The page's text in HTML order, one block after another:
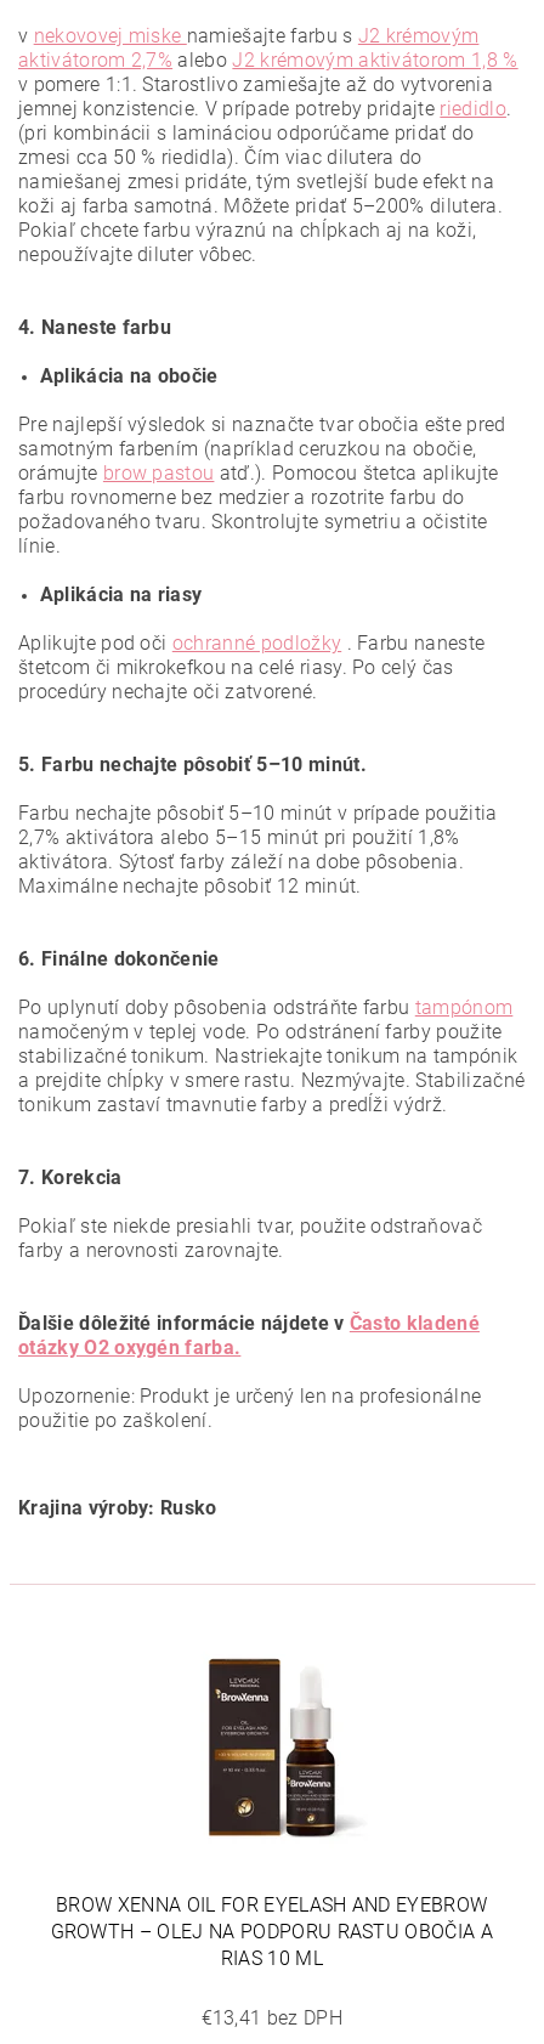
v nekovovej miske namiešajte farbu s J2 krémovým
aktivátorom 2,7% aleboJ2 krémovým aktivátorom 1,8 %
v pomere 1:1. Starostlivo zamiešajte až do vytvorenia
jemnej konzistencie. V prípade potreby pridajte riedidlo.
(pri kombinácii s lamináciou odporúčame pridať do
zmesi cca 50 % riedidla). Čím viac dilutera do
namiešanej zmesi pridáte, tým svetlejší bude efekt na
koži aj farba samotná. Môžete pridať 5–200% dilutera.
Pokiaľ chcete farbu výraznú na chĺpkach aj na koži,
nepoužívajte diluter vôbec.
4. Naneste farbu
Aplikácia na obočie
Pre najlepší výsledok si naznačte tvar obočia ešte pred
samotným farbením (napríklad ceruzkou na obočie,
orámujte brow pastou atď.). Pomocou štetca aplikujte
farbu rovnomerne bez medzier a rozotrite farbu do
požadovaného tvaru. Skontrolujte symetriu a očistite
línie.
Aplikácia na riasy
Aplikujte pod oči ochranné podložky . Farbu naneste
štetcom či mikrokefkou na celé riasy. Po celý čas
procedúry nechajte oči zatvorené.
5. Farbu nechajte pôsobiť 5–10 minút.
Farbu nechajte pôsobiť 5–10 minút v prípade použitia
2,7% aktivátora alebo 5–15 minút pri použití 1,8%
aktivátora. Sýtosť farby záleží na dobe pôsobenia.
Maximálne nechajte pôsobiť 12 minút.
6. Finálne dokončenie
Po uplynutí doby pôsobenia odstráňte farbu tampónom
namočeným v teplej vode. Po odstránení farby použite
stabilizačné tonikum. Nastriekajte tonikum na tampónik
a prejdite chĺpky v smere rastu. Nezmývajte. Stabilizačné
tonikum zastaví tmavnutie farby a predĺži výdrž.
7. Korekcia
Pokiaľ ste niekde presiahli tvar, použite odstraňovač
farby a nerovnosti zarovnajte.
Ďalšie dôležité informácie nájdete v Často kladené
otázky O2 oxygén farba.
Upozornenie: Produkt je určený len na profesionálne
použitie po zaškolení.
Krajina výroby: Rusko
BROW XENNA OIL FOR EYELASH AND EYEBROW
GROWTH – OLEJ NA PODPORU RASTU OBOČIA A
RIAS 10 ML
€13,41 bez DPH